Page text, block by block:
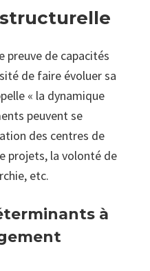
preuve de capacités
de faire évoluer sa
« la dynamique
peuvent se
des centres de
projets, la volonté de
etc.
à